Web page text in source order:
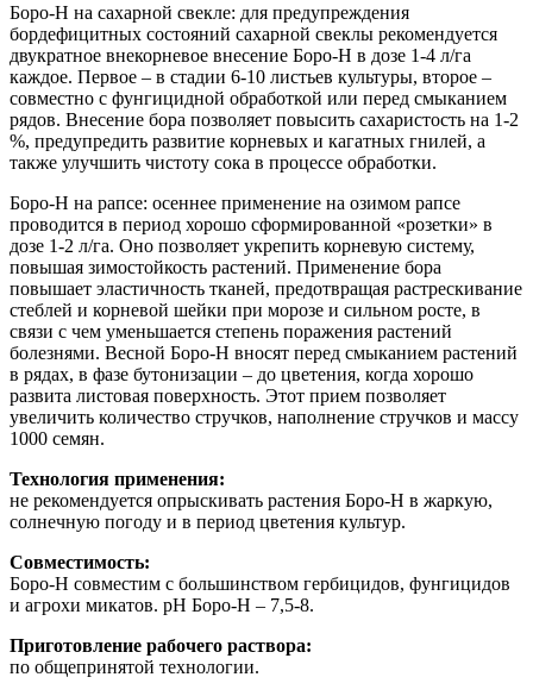
Боро-Н на сахарной свекле: для предупреждения
бордефицитных состояний сахарной свеклы рекомендуется
двукратное внекорневое внесение Боро-Н в дозе 1-4 л/га
каждое. Первое – в стадии 6-10 листьев культуры, второе –
совместно с фунгицидной обработкой или перед смыканием
рядов. Внесение бора позволяет повысить сахаристость на 1-2
%, предупредить развитие корневых и кагатных гнилей, а
также улучшить чистоту сока в процессе обработки.
Боро-Н на рапсе: осеннее применение на озимом рапсе
проводится в период хорошо сформированной «розетки» в
дозе 1-2 л/га. Оно позволяет укрепить корневую систему,
повышая зимостойкость растений. Применение бора
повышает эластичность тканей, предотвращая растрескивание
стеблей и корневой шейки при морозе и сильном росте, в
связи с чем уменьшается степень поражения растений
болезнями. Весной Боро-Н вносят перед смыканием растений
в рядах, в фазе бутонизации – до цветения, когда хорошо
развита листовая поверхность. Этот прием позволяет
увеличить количество стручков, наполнение стручков и массу
1000 семян.
Технология применения:
не рекомендуется опрыскивать растения Боро-Н в жаркую,
солнечную погоду и в период цветения культур.
Совместимость:
Боро-Н совместим с большинством гербицидов, фунгицидов
и агрохи микатов. pH Боро-Н – 7,5-8.
Приготовление рабочего раствора:
по общепринятой технологии.